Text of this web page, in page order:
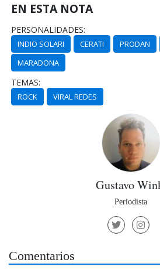
EN ESTA NOTA
PERSONALIDADES:
INDIO SOLARI CERATI PRODAN
MARADONA
TEMAS:
ROCK VIRAL REDES
Gustavo
Periodista
Comentarios